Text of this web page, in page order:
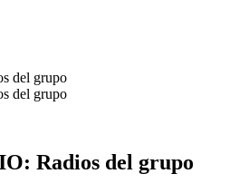
del grupo
del grupo
Radios del grupo